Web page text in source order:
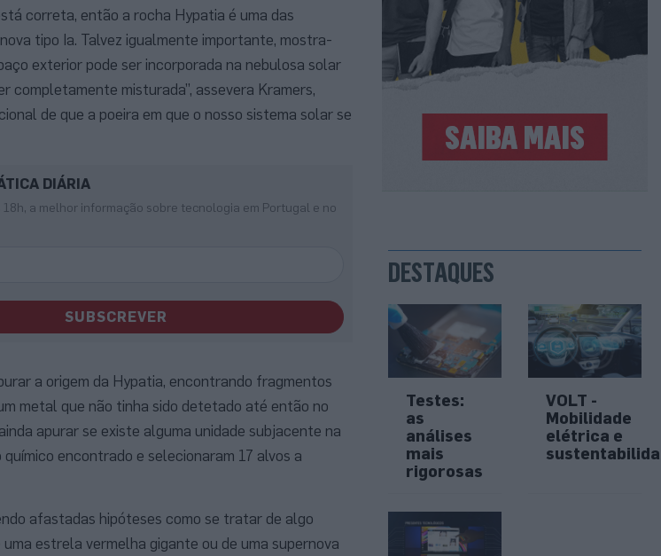
correta, então a rocha Hypatia é uma das
tipo Ia. Talvez igualmente importante, mostra-
exterior pode ser incorporada na nebulosa solar
completamente misturada”, assevera Kramers,
de que a poeira em que o nosso sistema solar se
DIÁRIA
18h, a melhor informação sobre tecnologia em Portugal e no
SUBSCREVER
a origem da Hypatia, encontrando fragmentos
metal que não tinha sido detetado até então no
apurar se existe alguma unidade subjacente na
encontrado e selecionaram 17 alvos a
afastadas hipóteses como se tratar de algo
estrela vermelha gigante ou de uma supernova
DESTAQUES
Testes:
as
análises
mais
rigorosas
VOLT -
Mobilidade
elétrica e